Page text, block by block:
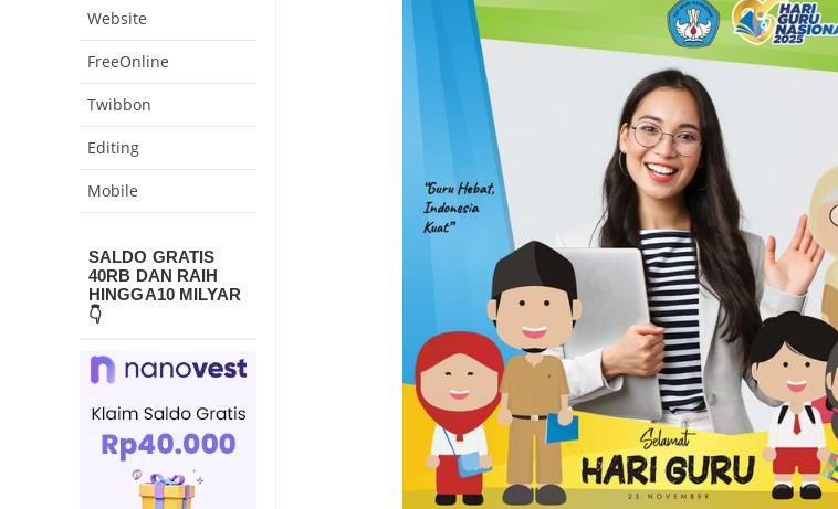
Website
FreeOnline
Twibbon
Editing
Mobile
SALDO GRATIS
40RB DAN RAIH
HINGGA10 MILYAR
👇